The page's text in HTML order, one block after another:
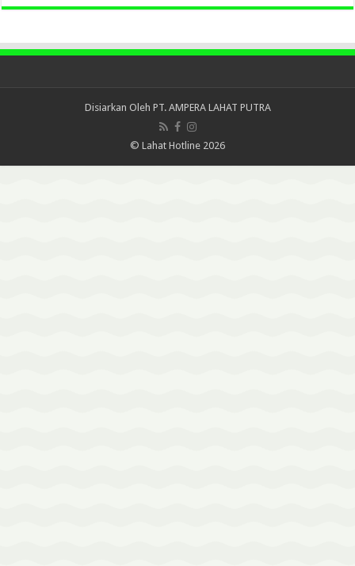
Disiarkan Oleh PT. AMPERA LAHAT PUTRA
© Lahat Hotline 2026